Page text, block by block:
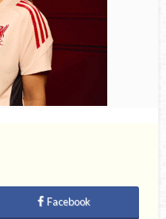
Facebook